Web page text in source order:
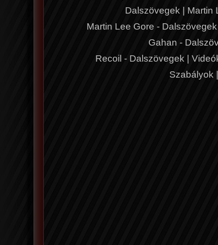
Dalszövegek
Martin
Martin Lee Gore - Dalszövegek
Gahan -
Recoil - Dalszövegek
Szabályok